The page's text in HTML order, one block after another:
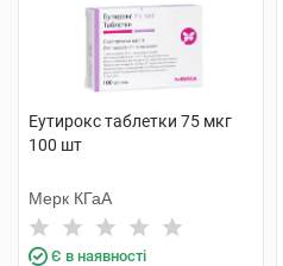
Еутирокс таблетки 75 мкг
100 шт
Мерк КГаА
Є в наявності